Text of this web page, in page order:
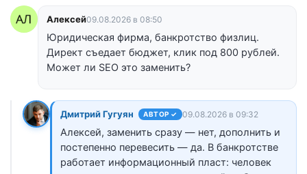
Алексей09.08.2026 в 08:50
Юридическая фирма, банкротство физлиц.
Директ съедает бюджет, клик под 800 рублей.
Может ли SEO это заменить?
Дмитрий Гугуян АВТОР ✓ 09.08.2026 в 09:32
Алексей, заменить сразу — нет, дополнить и
постепенно перевесить — да. В банкротстве
работает информационный пласт: человек